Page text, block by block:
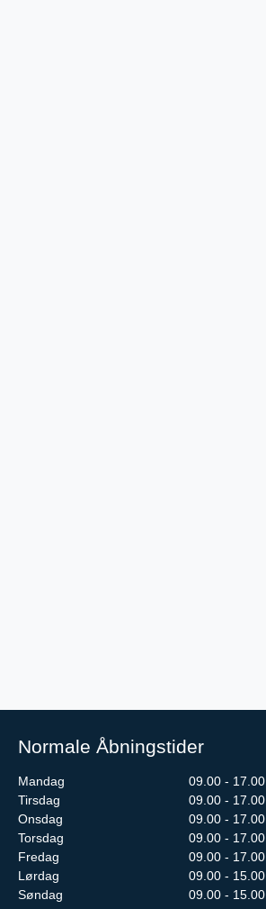
Normale Åbningstider
Mandag
09.00 - 17.00
Tirsdag
09.00 - 17.00
Onsdag
09.00 - 17.00
Torsdag
09.00 - 17.00
Fredag
09.00 - 17.00
Lørdag
09.00 - 15.00
Søndag
09.00 - 15.00